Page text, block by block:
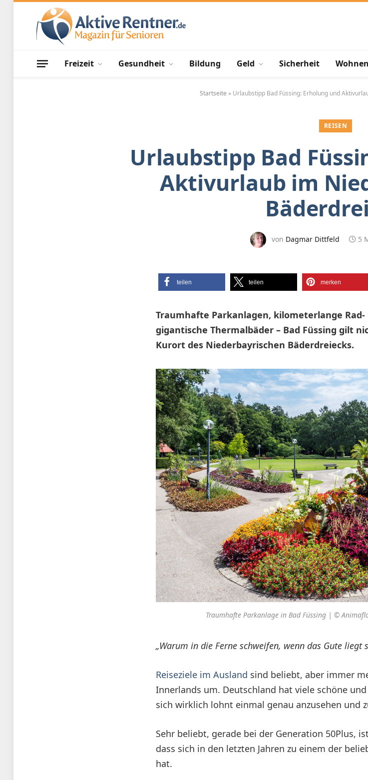
Freizeit Gesundheit Bildung Geld Sicherheit Wohnen
Startseite » Urlaubstipp Bad Füssing: Erholung und
REISEN
Urlaubstipp Bad
Aktivurlaub im
von Dagmar Dittfeld 5
teilen teilen merken
Traumhafte Parkanlagen, kilometerlange
gigantische Thermalbäder – Bad Füssing gilt
Kurort des Niederbayrischen Bäderdreiecks.
Traumhafte Parkanlage in Bad Füssing | ©
„Warum in die Ferne schweifen, wenn das Gute liegt
Reiseziele im Ausland sind beliebt, aber immer
Innerlands um. Deutschland hat viele schöne
sich wirklich lohnt einmal genau anzusehen und
Sehr beliebt, gerade bei der Generation 50Plus,
dass sich in den letzten Jahren zu einem der
hat.